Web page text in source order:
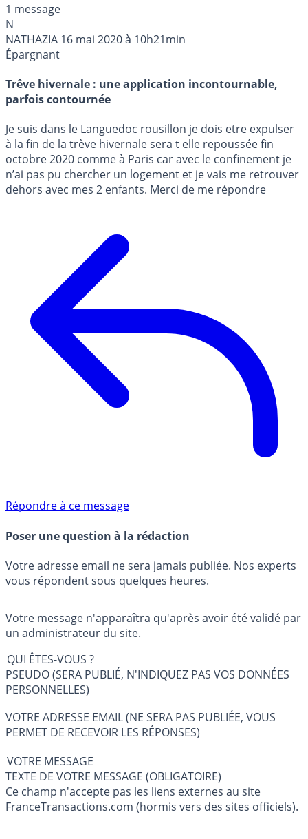
1 message
N
NATHAZIA 16 mai 2020 à 10h21min
Épargnant
Trêve hivernale : une application incontournable,
parfois contournée
Je suis dans le Languedoc rousillon je dois etre expulser
à la fin de la trève hivernale sera t elle repoussée fin
octobre 2020 comme à Paris car avec le confinement je
n’ai pas pu chercher un logement et je vais me retrouver
dehors avec mes 2 enfants. Merci de me répondre
Répondre à ce message
Poser une question à la rédaction
Votre adresse email ne sera jamais publiée. Nos experts
vous répondent sous quelques heures.
Votre message n'apparaîtra qu'après avoir été validé par
un administrateur du site.
QUI ÊTES-VOUS ?
PSEUDO (SERA PUBLIÉ, N'INDIQUEZ PAS VOS DONNÉES
PERSONNELLES)
VOTRE ADRESSE EMAIL (NE SERA PAS PUBLIÉE, VOUS
PERMET DE RECEVOIR LES RÉPONSES)
VOTRE MESSAGE
TEXTE DE VOTRE MESSAGE (OBLIGATOIRE)
Ce champ n'accepte pas les liens externes au site
FranceTransactions.com (hormis vers des sites officiels).